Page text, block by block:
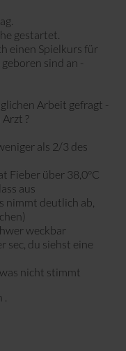
gestartet.
einen Spielkurs für
sind an -
Arbeit gefragt -
?
als 2/3 des
Fieber über 38,0°C
aus
nimmt deutlich ab,
weckbar
sec, du siehst eine
nicht stimmt